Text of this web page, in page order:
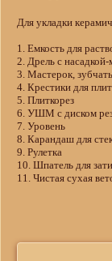
Для укладки
1. Емкость для
2. Дрель с
3. Мастерок,
4. Крестики для
5. Плиткорез
6. УШМ с диском
7. Уровень
8. Карандаш для
9. Рулетка
10. Шпатель для
11. Чистая сухая